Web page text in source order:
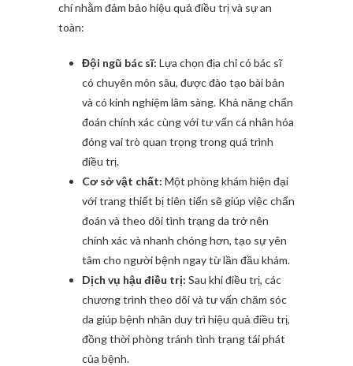
chí nhằm đảm bảo hiệu quả điều trị và sự an
toàn:
Đội ngũ bác sĩ: Lựa chọn địa chỉ có bác sĩ
có chuyên môn sâu, được đào tạo bài bản
và có kinh nghiệm lâm sàng. Khả năng chẩn
đoán chính xác cùng với tư vấn cá nhân hóa
đóng vai trò quan trọng trong quá trình
điều trị.
Cơ sở vật chất: Một phòng khám hiện đại
với trang thiết bị tiên tiến sẽ giúp việc chẩn
đoán và theo dõi tình trạng da trở nên
chính xác và nhanh chóng hơn, tạo sự yên
tâm cho người bệnh ngay từ lần đầu khám.
Dịch vụ hậu điều trị: Sau khi điều trị, các
chương trình theo dõi và tư vấn chăm sóc
da giúp bệnh nhân duy trì hiệu quả điều trị,
đồng thời phòng tránh tình trạng tái phát
của bệnh.